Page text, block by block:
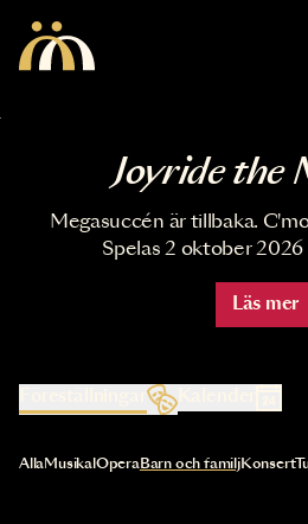
Joyride the
Megasuccén är tillbaka.
Spelas 2 oktober 2026
Läs mer
Kalender
Val av kategori uppdaterar innehållet
AllaMusikal OperaBarn och familjKonsert